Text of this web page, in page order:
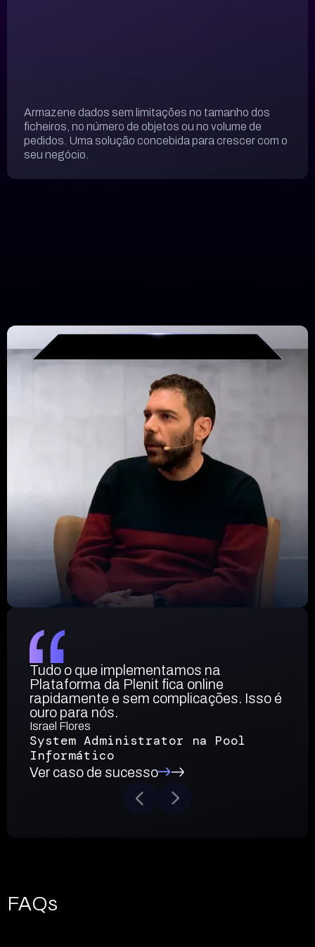
Armazene dados sem limitações no tamanho dos
ficheiros, no número de objetos ou no volume de
pedidos. Uma solução concebida para crescer com o
seu negócio.
Tudo o que implementamos na
Plataforma da Plenit fica online
rapidamente e sem complicações. Isso é
ouro para nós.
Israel Flores
System Administrator na Pool
Informático
Ver caso de sucesso
FAQs